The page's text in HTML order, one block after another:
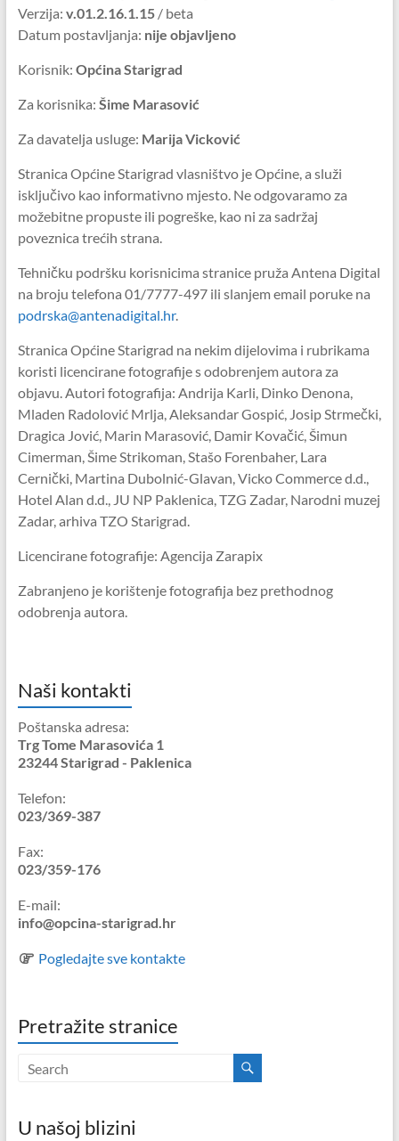
Verzija: v.01.2.16.1.15 / beta
Datum postavljanja: nije objavljeno
Korisnik: Općina Starigrad
Za korisnika: Šime Marasović
Za davatelja usluge: Marija Vicković
Stranica Općine Starigrad vlasništvo je Općine, a služi
isključivo kao informativno mjesto. Ne odgovaramo za
možebitne propuste ili pogreške, kao ni za sadržaj
poveznica trećih strana.
Tehničku podršku korisnicima stranice pruža Antena Digital
na broju telefona 01/7777-497 ili slanjem email poruke na
podrska@antenadigital.hr.
Stranica Općine Starigrad na nekim dijelovima i rubrikama
koristi licencirane fotografije s odobrenjem autora za
objavu. Autori fotografija: Andrija Karli, Dinko Denona,
Mladen Radolović Mrlja, Aleksandar Gospić, Josip Strmečki,
Dragica Jović, Marin Marasović, Damir Kovačić, Šimun
Cimerman, Šime Strikoman, Stašo Forenbaher, Lara
Cernički, Martina Dubolnić-Glavan, Vicko Commerce d.d.,
Hotel Alan d.d., JU NP Paklenica, TZG Zadar, Narodni muzej
Zadar, arhiva TZO Starigrad.
Licencirane fotografije: Agencija Zarapix
Zabranjeno je korištenje fotografija bez prethodnog
odobrenja autora.
Naši kontakti
Poštanska adresa:
Trg Tome Marasovića 1
23244 Starigrad - Paklenica
Telefon:
023/369-387
Fax:
023/359-176
E-mail:
info@opcina-starigrad.hr
Pogledajte sve kontakte
Pretražite stranice
U našoj blizini